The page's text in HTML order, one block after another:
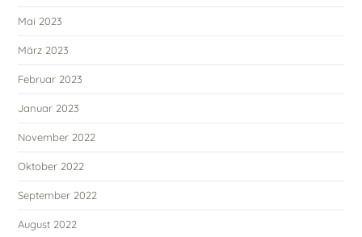
Mai 2023
März 2023
Februar 2023
Januar 2023
November 2022
Oktober 2022
September 2022
August 2022